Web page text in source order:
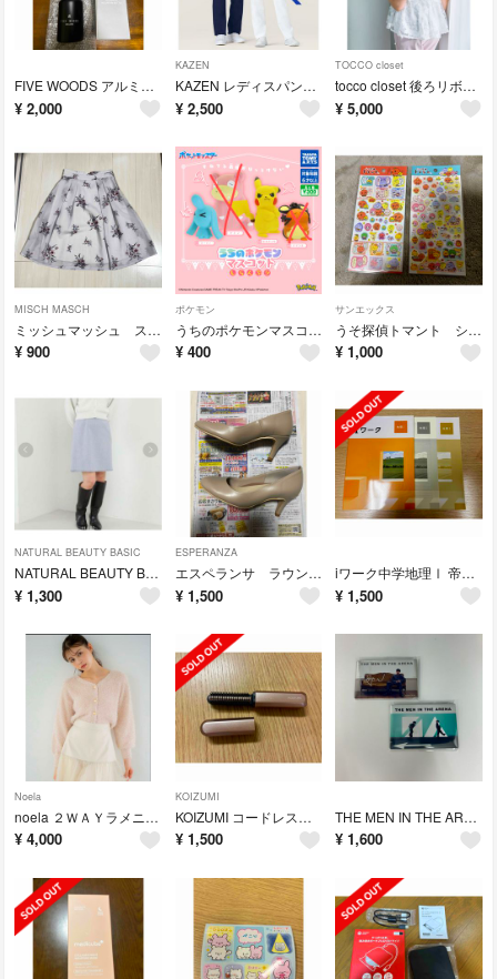
FIVE WOODS アルミマウンテンボトル
¥ 2,000
KAZEN
KAZEN レディスパンツ 医療白衣 ホワイト M 844-40
¥ 2,500
TOCCO closet
tocco closet 後ろリボン付き立体フラワーギャザーブラウス
¥ 5,000
MISCH MASCH
ミッシュマッシュ スカート
¥ 900
ポケモン
うちのポケモンマスコット しらんぷり
¥ 400
サンエックス
うそ探偵トマント シール
¥ 1,000
NATURAL BEAUTY BASIC
NATURAL BEAUTY BASIC カルゼフリンジミニスカート
¥ 1,300
ESPERANZA
エスペランサ ラウンドトゥ12時間パンプスEveryDay＜約7cmヒール＞
¥ 1,500
iワーク中学地理Ⅰ 帝国準拠 iワークプラス付 塾用教材 中学問題集
¥ 1,500
Noela
noela ２ＷＡＹラメニットカーデ
¥ 4,000
KOIZUMI
KOIZUMI コードレス前髪アイロン KHR-6420/P
¥ 1,500
THE MEN IN THE ARENA 錦戸亮、NA缶バッジ
¥ 1,600